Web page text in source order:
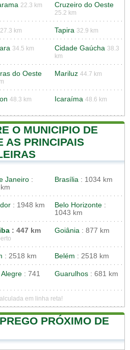
22.3 km Cruzeiro do Oeste
25.2 km
27.3 km Tapira 32.9 km
34.5 km Cidade Gaúcha 38.3
km
do Oeste Mariluz 44.7 km
48.3 km Icaraíma 48.6 km
O MUNICIPIO DE
AS PRINCIPAIS
Janeiro :
Brasília : 1034 km
: 1948 km Belo Horizonte :
1043 km
: 447 km Goiânia : 877 km
: 2518 km Belém : 2518 km
Alegre : 741
Guarulhos : 681 km
em linha reta!
PRÓXIMO DE